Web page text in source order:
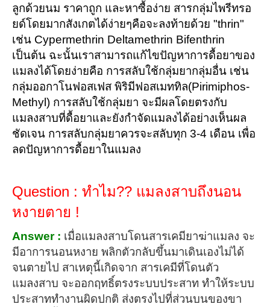
ลูกด้วยนม ราคาถูก และหาซื้อง่าย สารกลุ่มไพรีทรอ
ยด์โดยมากสังเกตได้ง่ายๆคือจะลงท้ายด้วย "thrin"
เช่น Cypermethrin Deltamethrin Bifenthrin
เป็นต้น ฉะนั้นเราสามารถแก้ไขปัญหาการดื้อยาของ
แมลงได้โดยง่ายคือ การสลับใช้กลุ่มยากลุ่มอื่น เช่น
กลุ่มออกาโนฟอสเฟส พิริมีฟอสเมททิล(Pirimiphos-
Methyl) การสลับใช้กลุ่มยา จะมีผลโดยตรงกับ
แมลงสาบที่ดื้อยาและยังกำจัดแมลงได้อย่างเห็นผล
ชัดเจน การสลับกลุ่มยาควรจะสลับทุก 3-4 เดือน เพื่อ
ลดปัญหาการดื้อยาในแมลง
Question : ทำไม?? แมลงสาบถึงนอน
หงายตาย !
Answer : เมื่อแมลงสาบโดนสารเคมียาฆ่าแมลง จะ
มีอาการนอนหงาย พลิกตัวกลับขึ้นมาเดินเองไม่ได้
จนตายไป สาเหตุนี้เกิดจาก สารเคมีที่โดนตัว
แมลงสาบ จะออกฤทธิ์ตรงระบบประสาท ทำให้ระบบ
ประสาททำงานผิดปกติ ส่งตรงไปที่ส่วนบนของขา